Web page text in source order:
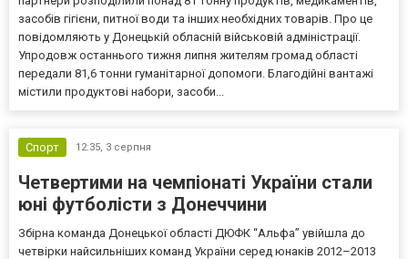
засобів гігієни, питної води та інших необхідних товарів. Про це
повідомляють у Донецькій обласній військовій адміністрації.
Упродовж останнього тижня липня жителям громад області
передали 81,6 тонни гуманітарної допомоги. Благодійні вантажі
містили продуктові набори, засоби...
Спорт 12:35, 3 серпня
Четвертими на чемпіонаті України стали
юні футболісти з Донеччини
Збірна команда Донецької області ДЮФК “Альфа” увійшла до
четвірки найсильніших команд України серед юнаків 2012–2013